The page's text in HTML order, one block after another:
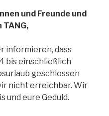
und Freunde und
informieren, dass
bis einschließlich
geschlossen
nicht erreichbar. Wir
und eure Geduld.